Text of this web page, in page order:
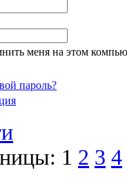
меня на этом
пароль?
1 2 3 4